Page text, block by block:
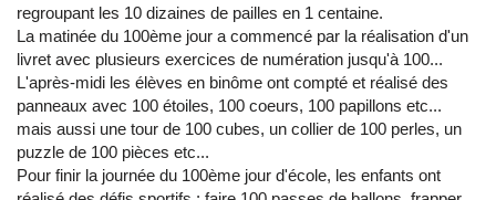
regroupant les 10 dizaines de pailles en 1 centaine.
La matinée du 100ème jour a commencé par la réalisation d'un
livret avec plusieurs exercices de numération jusqu'à 100...
L'après-midi les élèves en binôme ont compté et réalisé des
panneaux avec 100 étoiles, 100 coeurs, 100 papillons etc...
mais aussi une tour de 100 cubes, un collier de 100 perles, un
puzzle de 100 pièces etc...
Pour finir la journée du 100ème jour d'école, les enfants ont